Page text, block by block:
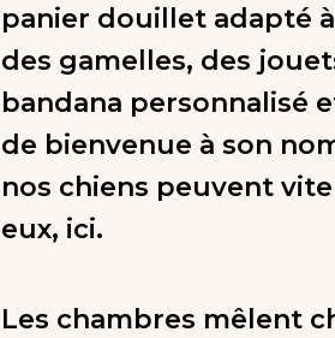
panier douillet adapté
des gamelles, des
bandana personnalisé
de bienvenue à son
nos chiens peuvent
eux, ici.
Les chambres mêlent